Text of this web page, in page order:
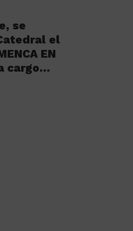
se
el
EN
a cargo…